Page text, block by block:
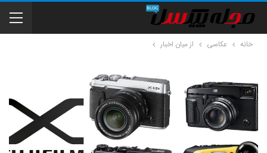
خانه عکاسی از میان اخبار